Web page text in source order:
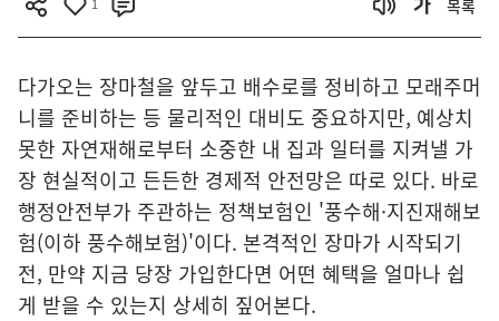
1 목록
다가오는 장마철을 앞두고 배수로를 정비하고 모래주머
니를 준비하는 등 물리적인 대비도 중요하지만, 예상치
못한 자연재해로부터 소중한 내 집과 일터를 지켜낼 가
장 현실적이고 든든한 경제적 안전망은 따로 있다. 바로
행정안전부가 주관하는 정책보험인 '풍수해·지진재해보
험(이하 풍수해보험)'이다. 본격적인 장마가 시작되기
전, 만약 지금 당장 가입한다면 어떤 혜택을 얼마나 쉽
게 받을 수 있는지 상세히 짚어본다.